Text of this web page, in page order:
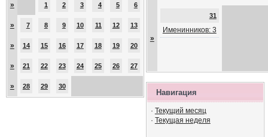
» 1 2 3 4 5 6
» 7 8 9 10 11 12 13
» 14 15 16 17 18 19 20
» 21 22 23 24 25 26 27
» 28 29 30
»
31
Именинников: 3
Навигация
· Текущий месяц
· Текущая неделя